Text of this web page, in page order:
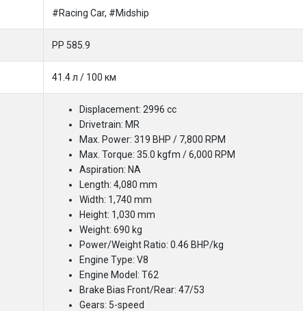
#Racing Car, #Midship
PP 585.9
41.4 л / 100 км
Displacement: 2996 cc
Drivetrain: MR
Max. Power: 319 BHP / 7,800 RPM
Max. Torque: 35.0 kgfm / 6,000 RPM
Aspiration: NA
Length: 4,080 mm
Width: 1,740 mm
Height: 1,030 mm
Weight: 690 kg
Power/Weight Ratio: 0.46 BHP/kg
Engine Type: V8
Engine Model: T62
Brake Bias Front/Rear: 47/53
Gears: 5-speed